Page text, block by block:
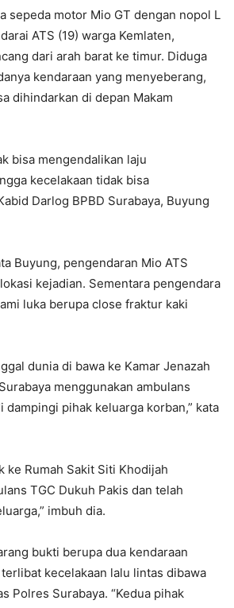
sepeda motor Mio GT dengan nopol L
ATS (19) warga Kemlaten,
dari arah barat ke timur. Diduga
kendaraan yang menyeberang,
dihindarkan di depan Makam
bisa mengendalikan laju
kecelakaan tidak bisa
Darlog BPBD Surabaya, Buyung
Buyung, pengendaran Mio ATS
kejadian. Sementara pengendara
luka berupa close fraktur kaki
dunia di bawa ke Kamar Jenazah
menggunakan ambulans
dampingi pihak keluarga korban,” kata
ke Rumah Sakit Siti Khodijah
TGC Dukuh Pakis dan telah
imbuh dia.
bukti berupa dua kendaraan
kecelakaan lalu lintas dibawa
Polres Surabaya. “Kedua pihak